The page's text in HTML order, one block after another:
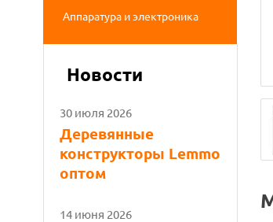
Аппаратура и электроника
Новости
30 июля 2026
Деревянные
конструкторы Lemmo
оптом
14 июня 2026